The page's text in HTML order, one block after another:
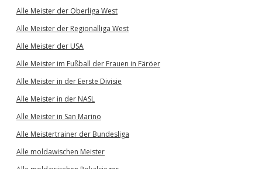
Alle Meister der Oberliga West
Alle Meister der Regionalliga West
Alle Meister der USA
Alle Meister im Fußball der Frauen in Färöer
Alle Meister in der Eerste Divisie
Alle Meister in der NASL
Alle Meister in San Marino
Alle Meistertrainer der Bundesliga
Alle moldawischen Meister